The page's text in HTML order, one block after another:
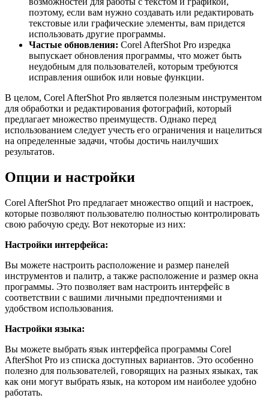
поэтому, если вам нужно создавать или редактировать
текстовые или графические элементы, вам придется
использовать другие программы.
Частые обновления: Corel AfterShot Pro изредка
выпускает обновления программы, что может быть
неудобным для пользователей, которым требуются
исправления ошибок или новые функции.
В целом, Corel AfterShot Pro является полезным инструментом
для обработки и редактирования фотографий, который
предлагает множество преимуществ. Однако перед
использованием следует учесть его ограничения и нацелиться
на определенные задачи, чтобы достичь наилучших
результатов.
Опции и настройки
Corel AfterShot Pro предлагает множество опций и настроек,
которые позволяют пользователю полностью контролировать
свою рабочую среду. Вот некоторые из них:
Настройки интерфейса:
Вы можете настроить расположение и размер панелей
инструментов и палитр, а также расположение и размер окна
программы. Это позволяет вам настроить интерфейс в
соответствии с вашими личными предпочтениями и
удобством использования.
Настройки языка:
Вы можете выбрать язык интерфейса программы Corel
AfterShot Pro из списка доступных вариантов. Это особенно
полезно для пользователей, говорящих на разных языках, так
как они могут выбрать язык, на котором им наиболее удобно
работать.